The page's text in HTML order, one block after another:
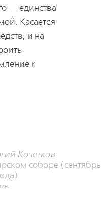
— единства
Касается
и на
к
Кочетков
соборе (сентябрь